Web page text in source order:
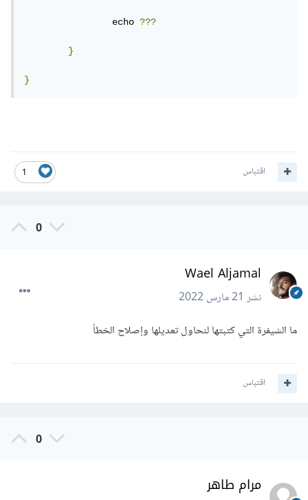
		echo
???
}
}
1 اقتباس
0
Wael Aljamal
نشر21 مارس 2022
ما الشيفرة التي كتبتها لنحاول تعديلها وإصلاح الخطأ
اقتباس
0
مرام طاهر